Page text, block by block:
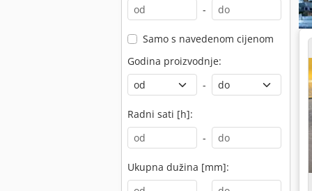
-
Samo s navedenom cijenom
Godina proizvodnje:
-
Radni sati [h]:
-
Ukupna dužina [mm]: